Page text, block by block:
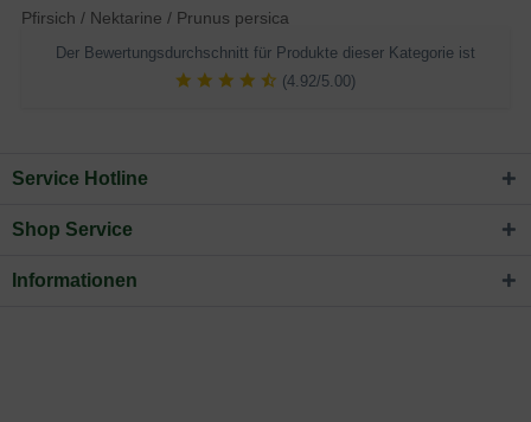
Pfirsich / Nektarine / Prunus persica
Der Bewertungsdurchschnitt für Produkte dieser Kategorie ist
(4.92/5.00)
Service Hotline
Shop Service
Informationen